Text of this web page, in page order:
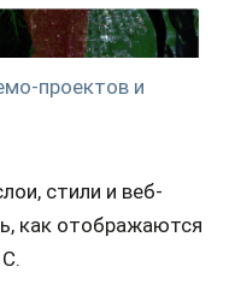
проектов и
стили и веб-
как отображаются